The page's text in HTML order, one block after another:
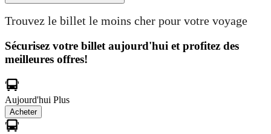
Trouvez le billet le moins cher pour votre voyage
Sécurisez votre billet aujourd'hui et profitez des
meilleures offres!
Aujourd'hui Plus
Acheter